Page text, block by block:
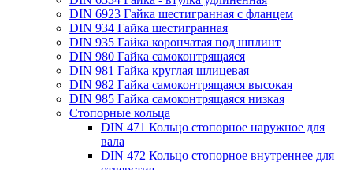
DIN 6923 Гайка шестигранная с фланцем
DIN 934 Гайка шестигранная
DIN 935 Гайка корончатая под шплинт
DIN 980 Гайка самоконтрящаяся
DIN 981 Гайка круглая шлицевая
DIN 982 Гайка самоконтрящаяся высокая
DIN 985 Гайка самоконтрящаяся низкая
Стопорные кольца
DIN 471 Кольцо стопорное наружное для
вала
DIN 472 Кольцо стопорное внутреннее для